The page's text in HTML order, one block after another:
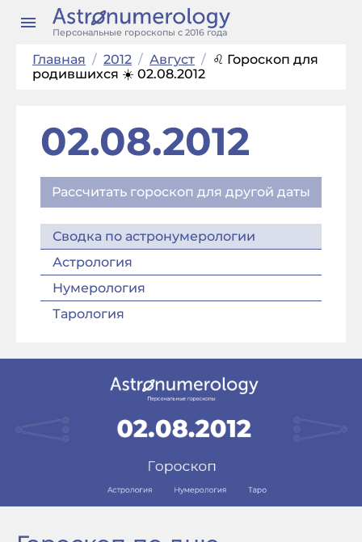
Персональные гороскопы с 2016 года
Главная / 2012 / Август / ♌ Гороскоп для
родившихся ☀️ 02.08.2012
02.08.2012
Рассчитать гороскоп для другой даты
Сводка по астронумерологии
Астрология
Нумерология
Тарология